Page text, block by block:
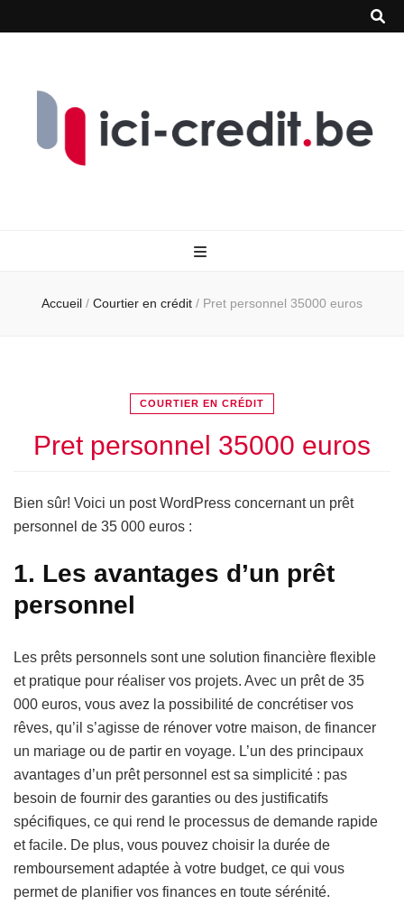
Accueil / Courtier en crédit / Pret personnel 35000 euros
COURTIER EN CRÉDIT
Pret personnel 35000 euros
Bien sûr! Voici un post WordPress concernant un prêt
personnel de 35 000 euros :
1. Les avantages d’un prêt
personnel
Les prêts personnels sont une solution financière flexible
et pratique pour réaliser vos projets. Avec un prêt de 35
000 euros, vous avez la possibilité de concrétiser vos
rêves, qu’il s’agisse de rénover votre maison, de financer
un mariage ou de partir en voyage. L’un des principaux
avantages d’un prêt personnel est sa simplicité : pas
besoin de fournir des garanties ou des justificatifs
spécifiques, ce qui rend le processus de demande rapide
et facile. De plus, vous pouvez choisir la durée de
remboursement adaptée à votre budget, ce qui vous
permet de planifier vos finances en toute sérénité.